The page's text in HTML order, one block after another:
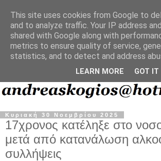
Κυριακή 30 Νοεμβρίου 2025
17χρονος κατέληξε στο
μετά από κατανάλωση
συλλήψεις
This site uses cookies from Google to
and to analyze traffic. Your IP address
shared with Google along with
metrics to ensure quality of service,
statistics, and to detect and address
LEARN MORE GOT IT